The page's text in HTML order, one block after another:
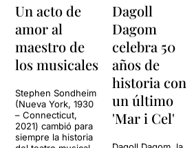
Un acto de
amor al
maestro de
los musicales
Stephen Sondheim
(Nueva York, 1930
– Connecticut,
2021) cambió para
siempre la historia
Dagoll
Dagom
celebra 50
años de
historia con
un último
'Mar i Cel'